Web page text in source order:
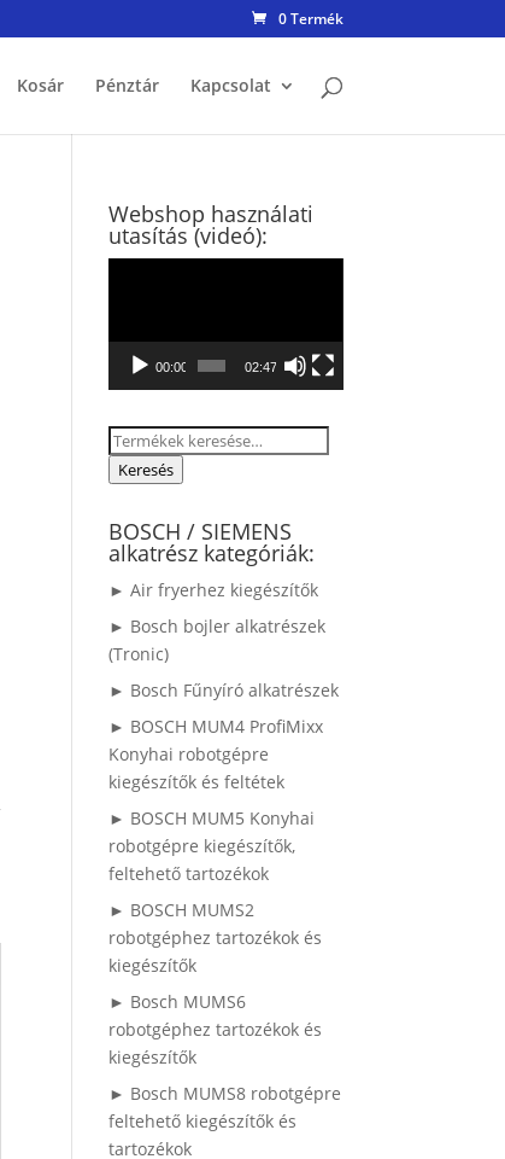
0 Termék
Kosár Pénztár Kapcsolat
Webshop használati
utasítás (videó):
00:00 02:47
Keresés
Keresés
BOSCH / SIEMENS
alkatrész kategóriák:
► Air fryerhez kiegészítők
► Bosch bojler alkatrészek
(Tronic)
► Bosch Fűnyíró alkatrészek
► BOSCH MUM4 ProfiMixx
Konyhai robotgépre
kiegészítők és feltétek
► BOSCH MUM5 Konyhai
robotgépre kiegészítők,
feltehető tartozékok
► BOSCH MUMS2
robotgéphez tartozékok és
kiegészítők
► Bosch MUMS6
robotgéphez tartozékok és
kiegészítők
► Bosch MUMS8 robotgépre
feltehető kiegészítők és
tartozékok